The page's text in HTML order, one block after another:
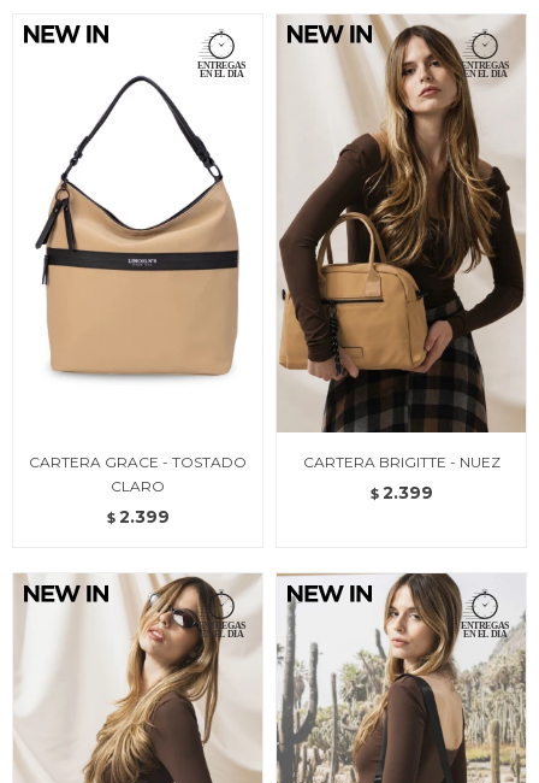
CARTERA GRACE - TOSTADO
CLARO
$ 2.399
CARTERA BRIGITTE - NUEZ
$ 2.399